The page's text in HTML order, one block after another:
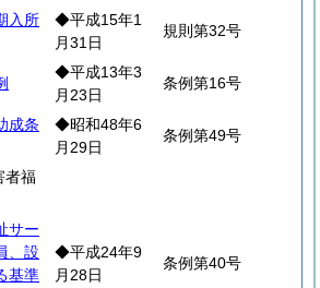
入所
◆平成15年1
月31日
規則第32号
◆平成13年3
月23日
条例第16号
成条
◆昭和48年6
月29日
条例第49号
福
サー
、設
基準
◆平成24年9
月28日
条例第40号